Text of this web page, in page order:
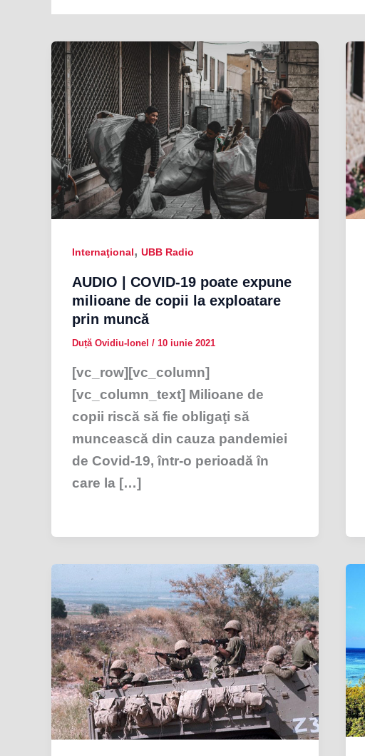
Internaţional, UBB Radio
AUDIO | COVID-19 poate expune
milioane de copii la exploatare
prin muncă
Duță Ovidiu-Ionel / 10 iunie 2021
[vc_row][vc_column]
[vc_column_text] Milioane de
copii riscă să fie obligaţi să
muncească din cauza pandemiei
de Covid-19, într-o perioadă în
care la […]